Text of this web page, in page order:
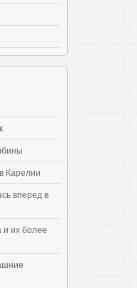
Карелии
вперед в
и их более